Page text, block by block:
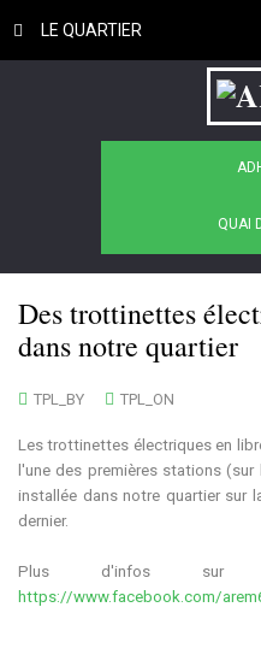
LE QUARTIER
QUAI
Des trottinettes
dans notre quartier
TPL_BY TPL_ON
Les trottinettes électriques en
l'une des premières stations
installée dans notre quartier sur
dernier.
Plus d'infos sur
https://www.facebook.com/